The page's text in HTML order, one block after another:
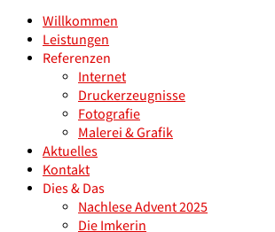
Willkommen
Leistungen
Referenzen
Internet
Druckerzeugnisse
Fotografie
Malerei & Grafik
Aktuelles
Kontakt
Dies & Das
Nachlese Advent 2025
Die Imkerin